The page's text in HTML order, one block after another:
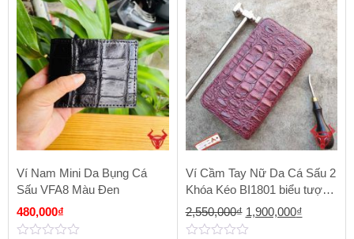
Ví Nam Mini Da Bụng Cá
Sấu VFA8 Màu Đen
480,000₫
Ví Cầm Tay Nữ Da Cá Sấu 2
Khóa Kéo BI1801 biểu tượng
của sự hoàn hảo
2,550,000₫ Giá
gốc
1,900,000₫Giá